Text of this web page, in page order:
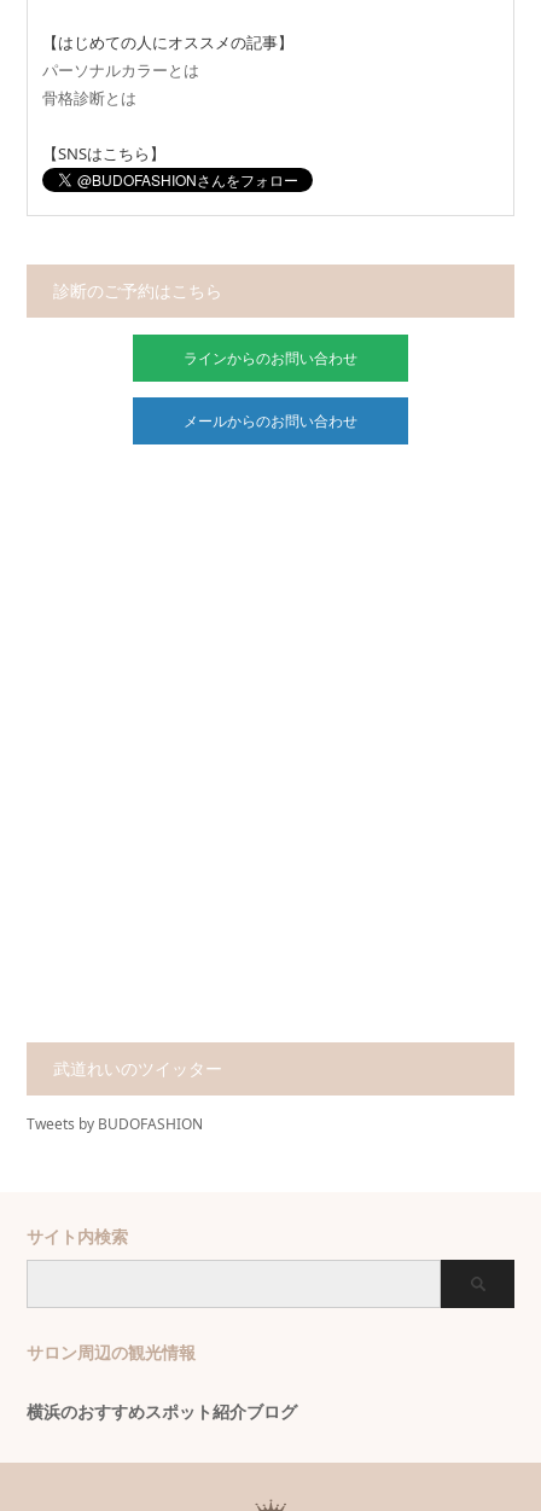
【はじめての人にオススメの記事】
パーソナルカラーとは
骨格診断とは
【SNSはこちら】
診断のご予約はこちら
ラインからのお問い合わせ
メールからのお問い合わせ
武道れいのツイッター
Tweets by BUDOFASHION
サイト内検索
サロン周辺の観光情報
横浜のおすすめスポット紹介ブログ